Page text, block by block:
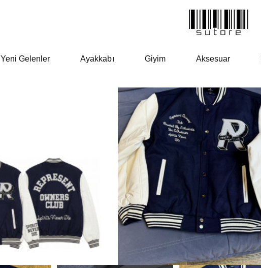
Yeni Gelenler Ayakkabı Giyim Aksesuar